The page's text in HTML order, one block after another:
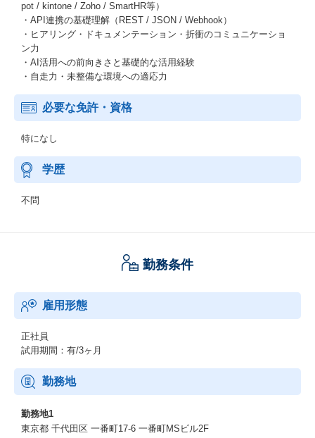
pot / kintone / Zoho / SmartHR等）
・API連携の基礎理解（REST / JSON / Webhook）
・ヒアリング・ドキュメンテーション・折衝のコミュニケーショ
ン力
・AI活用への前向きさと基礎的な活用経験
・自走力・未整備な環境への適応力
必要な免許・資格
特になし
学歴
不問
勤務条件
雇用形態
正社員
試用期間：有/3ヶ月
勤務地
勤務地1
東京都 千代田区 一番町17-6 一番町MSビル2F